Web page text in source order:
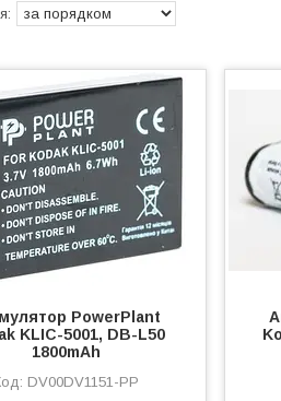
PowerPlant
KLIC-5001, DB-L50
1800mAh
DV00DV1151-PP